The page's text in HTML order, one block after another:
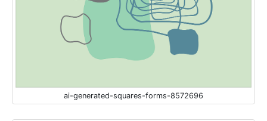
ai-generated-squares-forms-8572696